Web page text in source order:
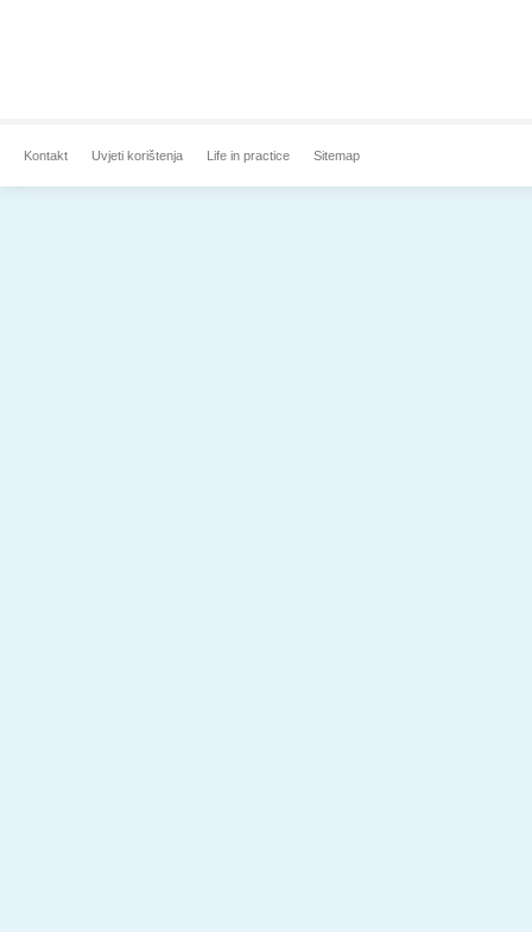
Kontakt Uvjeti korištenja Life in practice Sitemap